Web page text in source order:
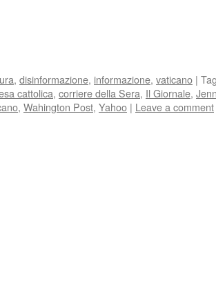
, disinformazione, informazione, vaticano |
cattolica, corriere della Sera, Il Giornale,
, Wahington Post, Yahoo | Leave a comment